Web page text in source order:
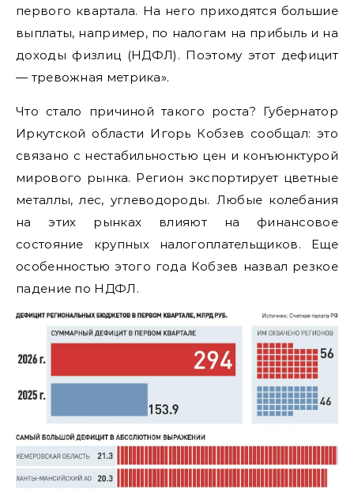
первого квартала. На него приходятся большие
выплаты, например, по налогам на прибыль и на
доходы физлиц (НДФЛ). Поэтому этот дефицит
— тревожная метрика».
Что стало причиной такого роста? Губернатор
Иркутской области Игорь Кобзев сообщал: это
связано с нестабильностью цен и конъюнктурой
мирового рынка. Регион экспортирует цветные
металлы, лес, углеводороды. Любые колебания
на этих рынках влияют на финансовое
состояние крупных налогоплательщиков. Еще
особенностью этого года Кобзев назвал резкое
падение по НДФЛ.